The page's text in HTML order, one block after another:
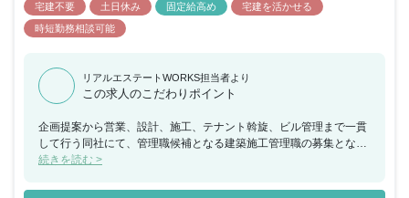
宅建不要 土日休み 固定給高め
宅建を活かせる
時短勤務相談可能
リアルエステートWORKS担当者より
この求人のこだわりポイント
企画提案から営業、設計、施工、テナント斡旋、ビル管理まで一貫
して行う同社にて、管理職候補となる建築施工管理職の募集となり
ます。ご自身の経験を活かして、即戦力として現場で指揮を取って
続きを読む >